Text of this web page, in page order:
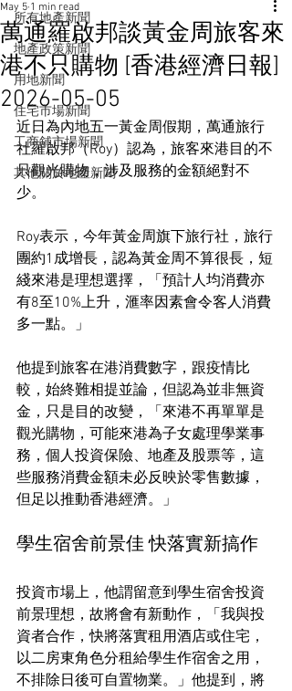
所有地產新聞
地產政策新聞
用地新聞
住宅市場新聞
工商舖市場新聞
其他關於地產新聞
萬通羅啟邦談黃金周旅客來
港不只購物 [香港經濟日報]
2026-05-05
May 5 1 min read
近日為內地五一黃金周假期，萬通旅行
社羅啟邦（Roy）認為，旅客來港目的不
只觀光購物，涉及服務的金額絕對不
少。
Roy表示，今年黃金周旗下旅行社，旅行
團約1成增長，認為黃金周不算很長，短
綫來港是理想選擇，「預計人均消費亦
有8至10%上升，滙率因素會令客人消費
多一點。」
他提到旅客在港消費數字，跟疫情比
較，始終難相提並論，但認為並非無資
金，只是目的改變，「來港不再單單是
觀光購物，可能來港為子女處理學業事
務，個人投資保險、地產及股票等，這
些服務消費金額未必反映於零售數據，
但足以推動香港經濟。」
學生宿舍前景佳 快落實新搞作
投資市場上，他謂留意到學生宿舍投資
前景理想，故將會有新動作，「我與投
資者合作，快將落實租用酒店或住宅，
以二房東角色分租給學生作宿舍之用，
不排除日後可自置物業。」他提到，將